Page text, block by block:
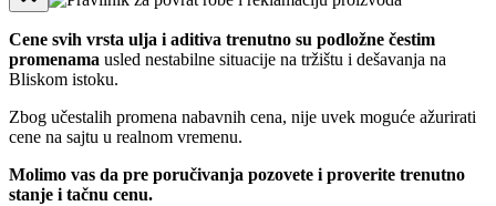
Cene svih vrsta ulja i aditiva trenutno su podložne čestim
promenama usled nestabilne situacije na tržištu i dešavanja na
Bliskom istoku.
Zbog učestalih promena nabavnih cena, nije uvek moguće ažurirati
cene na sajtu u realnom vremenu.
Molimo vas da pre poručivanja pozovete i proverite trenutno
stanje i tačnu cenu.